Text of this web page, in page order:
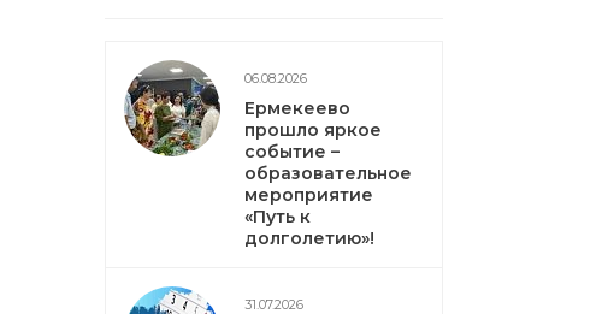
06.08.2026
Ермекеево
прошло яркое
событие –
образовательное
мероприятие
«Путь к
долголетию»!
31.07.2026